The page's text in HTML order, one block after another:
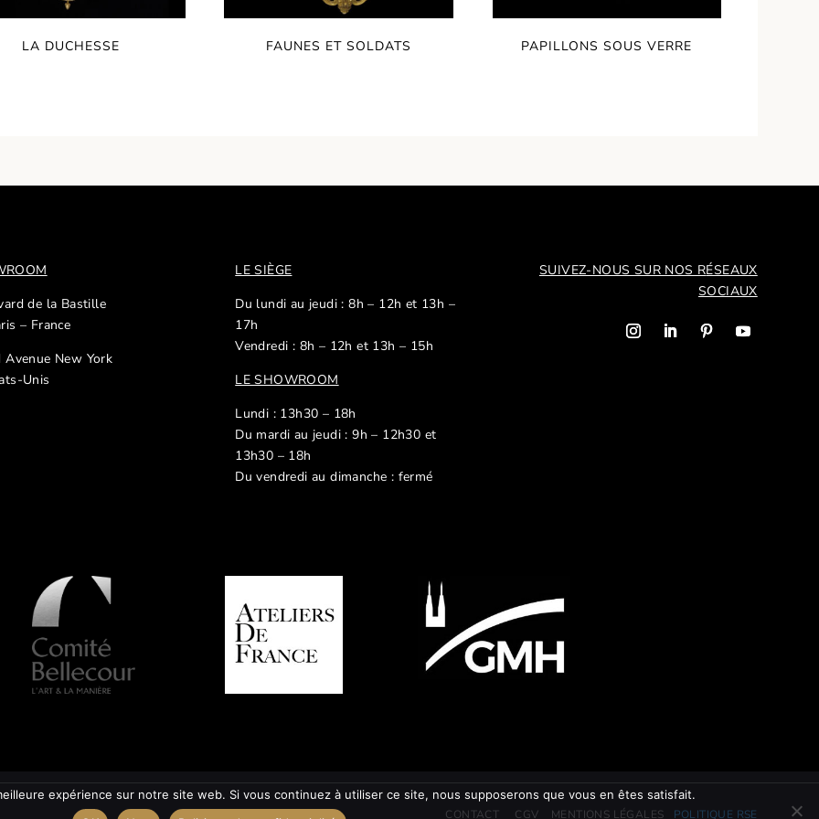
LA DUCHESSE FAUNES ET SOLDATS PAPILLONS SOUS VERRE
de la Bastille
– France
Avenue New York
Unis
LE SIÈGE
Du lundi au jeudi : 8h – 12h et 13h –
17h
Vendredi : 8h – 12h et 13h – 15h
LE SHOWROOM
Lundi : 13h30 – 18h
Du mardi au jeudi : 9h – 12h30 et
13h30 – 18h
Du vendredi au dimanche : fermé
SUIVEZ-NOUS SUR NOS RÉSEAUX
SOCIAUX
CONTACT CGV MENTIONS LÉGALES POLITIQUE RSE
expérience sur notre site web. Si vous continuez à utiliser ce site, nous supposerons que vous en êtes satisfait.